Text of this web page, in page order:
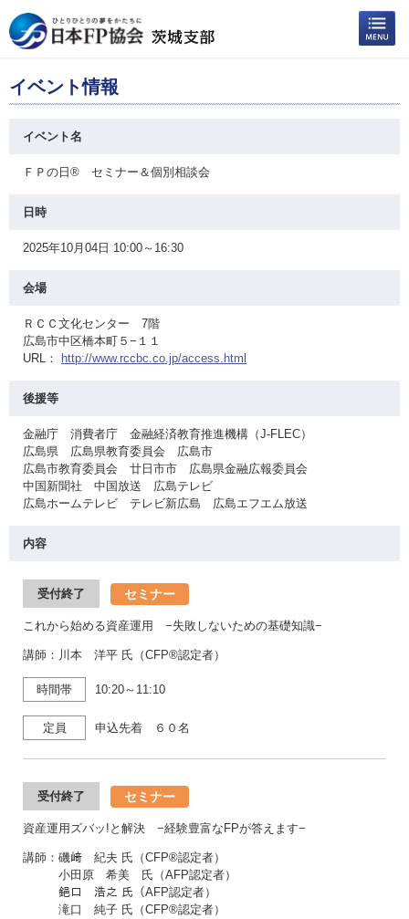
イベント情報
イベント名
ＦＰの日® セミナー＆個別相談会
日時
2025年10月04日 10:00～16:30
会場
ＲＣＣ文化センター 7階
広島市中区橋本町５−１１
URL：
http://www.rccbc.co.jp/access.html
後援等
金融庁 消費者庁 金融経済教育推進機構（J-FLEC）
広島県 広島県教育委員会 広島市
広島市教育委員会 廿日市市 広島県金融広報委員会
中国新聞社 中国放送 広島テレビ
広島ホームテレビ テレビ新広島 広島エフエム放送
内容
受付終了 セミナー
これから始める資産運用 −失敗しないための基礎知識−
講師：川本 洋平 氏（CFP®認定者）
時間帯 10:20～11:10
定員 申込先着 ６０名
受付終了 セミナー
資産運用ズバッ!と解決 −経験豊富なFPが答えます−
講師：磯﨑 紀夫 氏（CFP®認定者）
小田原 希美 氏（AFP認定者）
𨦺口 浩之 氏（AFP認定者）
滝口 純子 氏（CFP®認定者）